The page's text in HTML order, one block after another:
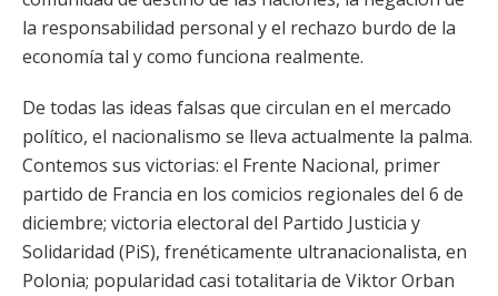
la responsabilidad personal y el rechazo burdo de la
economía tal y como funciona realmente.
De todas las ideas falsas que circulan en el mercado
político, el nacionalismo se lleva actualmente la palma.
Contemos sus victorias: el Frente Nacional, primer
partido de Francia en los comicios regionales del 6 de
diciembre; victoria electoral del Partido Justicia y
Solidaridad (PiS), frenéticamente ultranacionalista, en
Polonia; popularidad casi totalitaria de Viktor Orban